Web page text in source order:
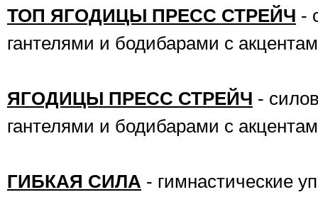
ТОП ЯГОДИЦЫ ПРЕСС СТРЕЙЧ -
гантелями и бодибарами с
ЯГОДИЦЫ ПРЕСС СТРЕЙЧ -
гантелями и бодибарами с
ГИБКАЯ СИЛА - гимнастические